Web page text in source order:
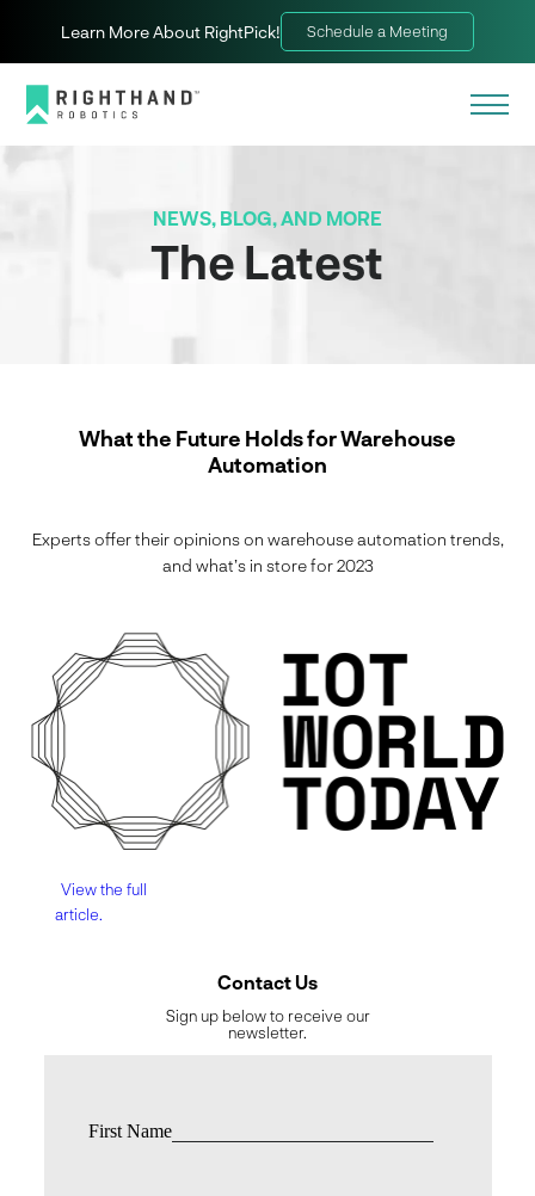
Learn More About RightPick! Schedule a Meeting
NEWS, BLOG, AND MORE
The Latest
What the Future Holds for Warehouse
Automation
Experts offer their opinions on warehouse automation trends,
and what’s in store for 2023
View the full
article.
Contact Us
Sign up below to receive our
newsletter.
First Name